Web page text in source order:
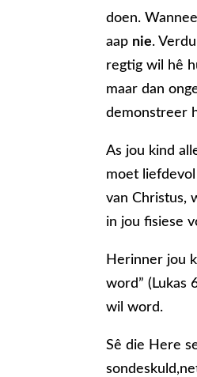
doen.
aap nie.
regtig wil hê
maar dan
demonstreer
As jou kind
moet liefdevol
van Christus,
in jou fisiese
Herinner jou
word” (Lukas
wil word.
Sê die Here